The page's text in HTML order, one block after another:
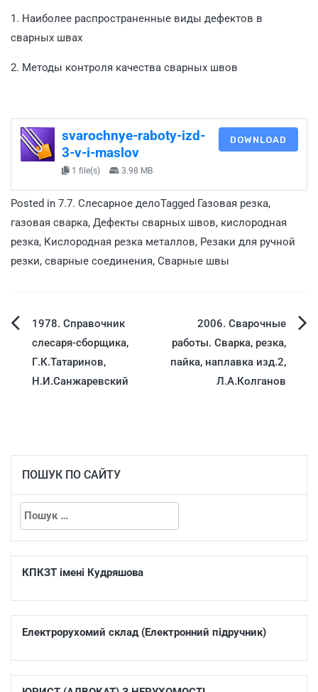
1. Наиболее распространенные виды дефектов в
сварных швах
2. Методы контроля качества сварных швов
svarochnye-raboty-izd-
3-v-i-maslov
1 file(s) 3.98 MB
DOWNLOAD
Posted in 7.7. Слесарное делоTagged Газовая резка,
газовая сварка, Дефекты сварных швов, кислородная
резка, Кислородная резка металлов, Резаки для ручной
резки, сварные соединения, Сварные швы
1978. Справочник
слесаря-сборщика,
Г.К.Татаринов,
Н.И.Санжаревский
2006. Сварочные
работы. Сварка, резка,
пайка, наплавка изд.2,
Л.А.Колганов
ПОШУК ПО САЙТУ
КПКЗТ імені Кудряшова
Електрорухомий склад (Електронний підручник)